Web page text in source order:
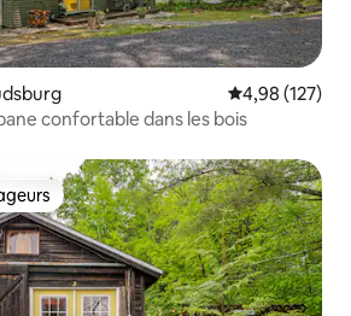
Évaluation
4,98 (127)
confortable dans les bois